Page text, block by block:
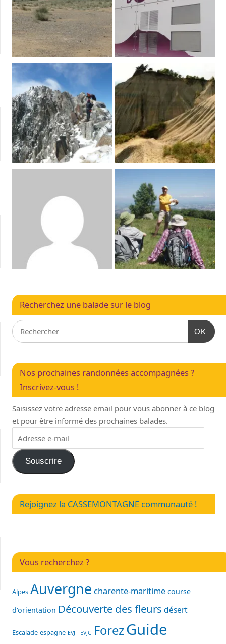
Recherchez une balade sur le blog
OK
Nos prochaines randonnées accompagnées ?
Inscrivez-vous !
Saisissez votre adresse email pour vous abonner à ce blog
et pour être informé des prochaines balades.
Souscrire
Rejoignez la CASSEMONTAGNE communauté !
Vous recherchez ?
Alpes Auvergne charente-maritime course
d'orientation Découverte des fleurs désert
Escalade espagne EVJF EVJG ForezGuide